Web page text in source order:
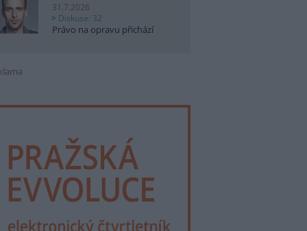
31.7.2026
Diskuse: 32
Právo na opravu přichází